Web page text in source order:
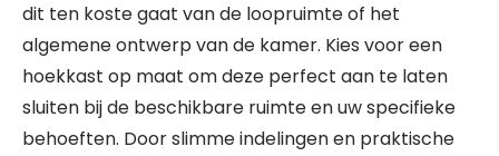
dit ten koste gaat van de loopruimte of het
algemene ontwerp van de kamer. Kies voor een
hoekkast op maat om deze perfect aan te laten
sluiten bij de beschikbare ruimte en uw specifieke
behoeften. Door slimme indelingen en praktische